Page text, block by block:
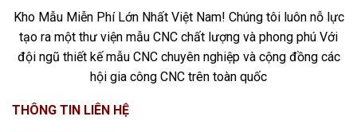
Kho Mẫu Miễn Phí Lớn Nhất Việt Nam! Chúng tôi luôn nỗ lực
tạo ra một thư viện mẫu CNC chất lượng và phong phú Với
đội ngũ thiết kế mẫu CNC chuyên nghiệp và cộng đồng các
hội gia công CNC trên toàn quốc
THÔNG TIN LIÊN HỆ